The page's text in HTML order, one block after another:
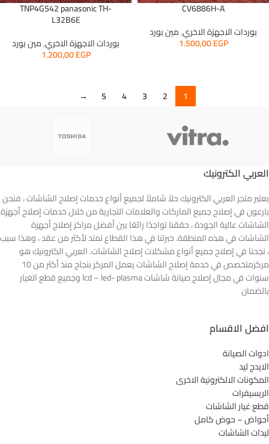
CV6886H-A
بوردات الاجهزة الاخري,مين بورد
1.500,00EGP
TNP4G542 panasonic TH-
L32B6E
بوردات الاجهزة الاخري,مين بورد
1.200,00EGP
1
2
3
4
5
→
العربي الكترونيك
يعتبر متجر العربي الكترونيك حلاً شاملاً لجميع أنواع خدمات إصلاح الشاشات ، فنحن
بارعون في إصلاح جميع الماركات والعلامات التجارية من خلال خدمات إصلاح أجهزة
الشاشات عالية الجودة ، حققنا تواجدًا رائعًا بين أفضل مراكز إصلاح أجهزة
الشاشات في هذه المنطقة. خبرتنا في هذا القطاع تمتد لأكثر من عقد ، وهذا سبب
، نجحنا في إصلاح جميع أنواع مشكلات إصلاح الشاشات. العربي الكترونيك هو
مركزمتخصص في خدمة إصلاح الشاشات يعمل المركز بنجاح منذ أكثر من 10
سنوات في مجال إصلاح صيانة شاشات lcd – led- plasma وجميع قطع الغيار
بالضمان
افضل الاقسام
ادوات الصيانة
الايدج ليد
المكونات الالكترونية الاخرى
الريسيفرات
قطع غيار الشاشات
أحواض – حوض كامل
ليدات الشاشات